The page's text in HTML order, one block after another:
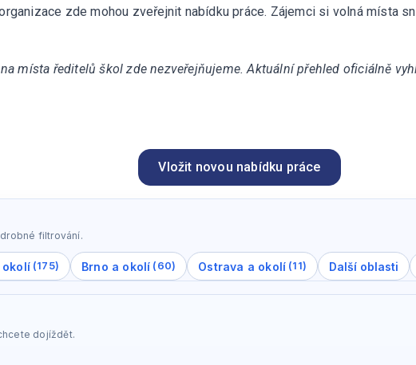
zde mohou zveřejnit nabídku práce. Zájemci si volná místa
místa ředitelů škol zde nezveřejňujeme. Aktuální přehled oficiálně
Vložit novou nabídku práce
filtrování.
okolí (175) Brno a okolí (60) Ostrava a okolí (11) Další oblasti
dojíždět.